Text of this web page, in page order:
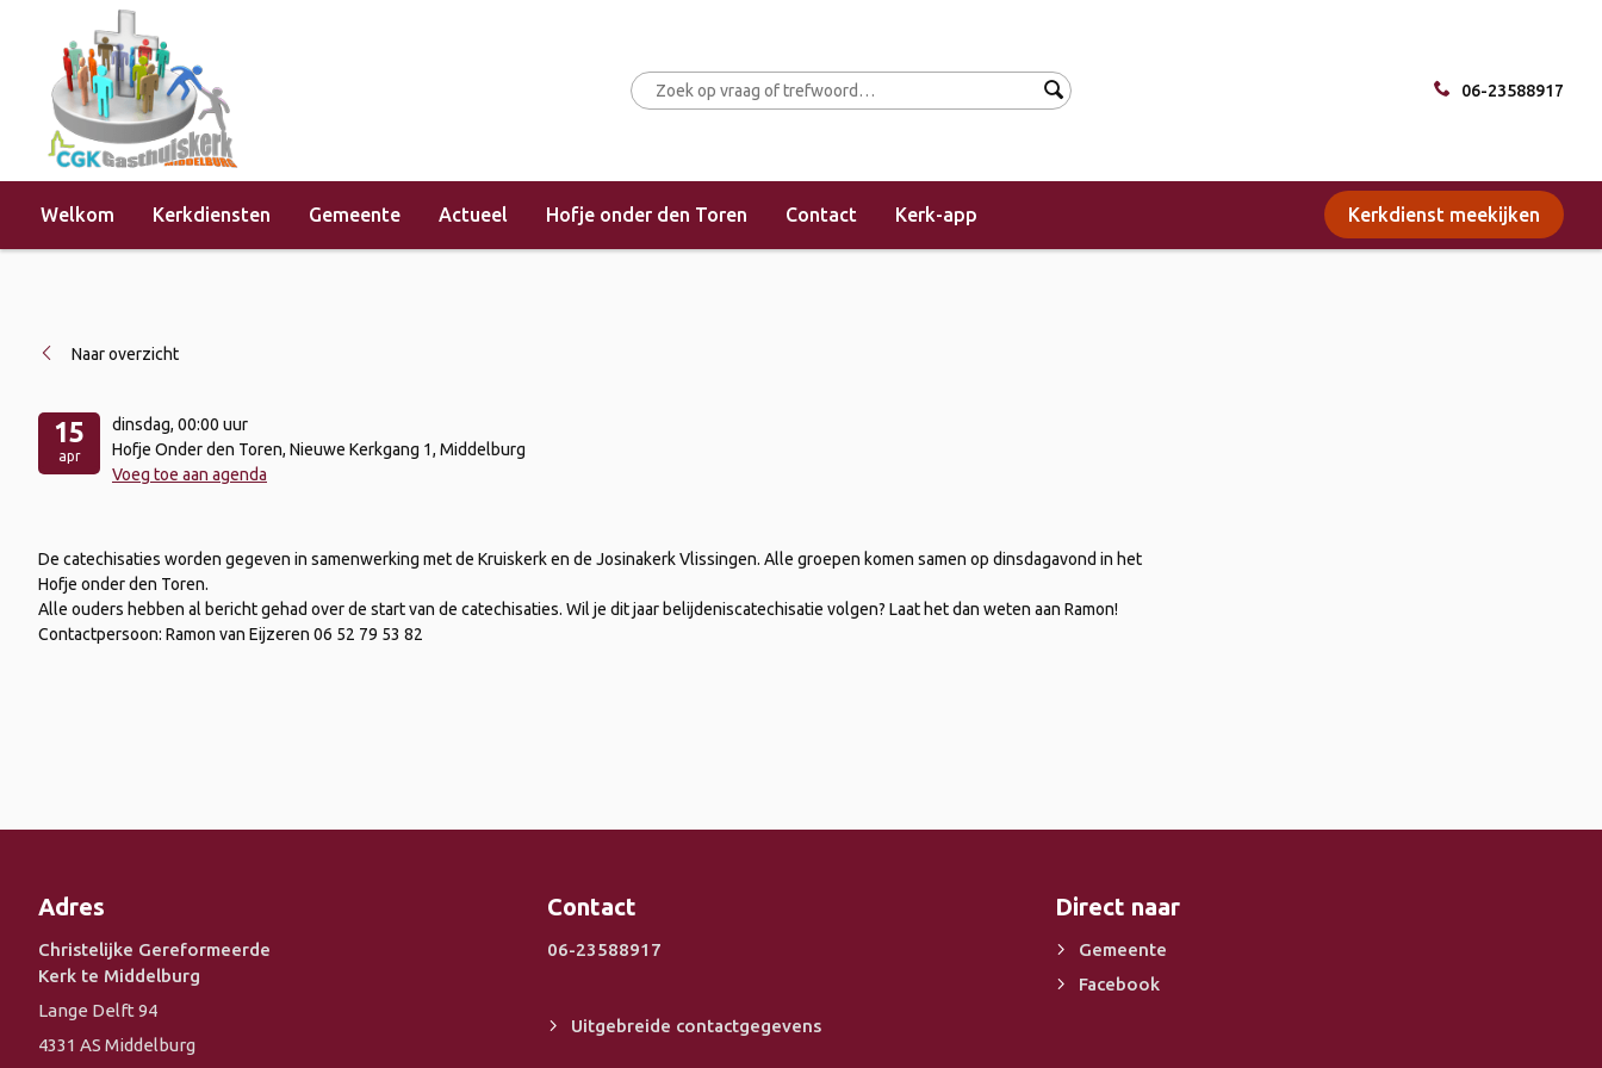
06-23588917
Welkom Kerkdiensten Gemeente Actueel Hofje onder den Toren Contact Kerk-app Kerkdienst meekijken
Home »Evenementen »Catechisaties
Naar overzicht
15
apr
dinsdag, 00:00 uur
Hofje Onder den Toren, Nieuwe Kerkgang 1, Middelburg
Voeg toe aan agenda
De catechisaties worden gegeven in samenwerking met de Kruiskerk en de Josinakerk Vlissingen. Alle groepen komen samen op dinsdagavond in het
Hofje onder den Toren.
Alle ouders hebben al bericht gehad over de start van de catechisaties. Wil je dit jaar belijdeniscatechisatie volgen? Laat het dan weten aan Ramon!
Contactpersoon: Ramon van Eijzeren 06 52 79 53 82
Adres
Christelijke Gereformeerde
Kerk te Middelburg
Lange Delft 94
4331 AS Middelburg
Contact
06-23588917
Uitgebreide contactgegevens
Direct naar
Gemeente
Facebook